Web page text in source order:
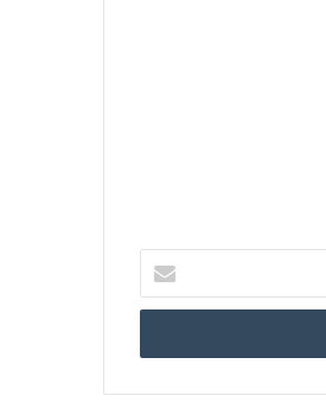
Posta
adresinizi